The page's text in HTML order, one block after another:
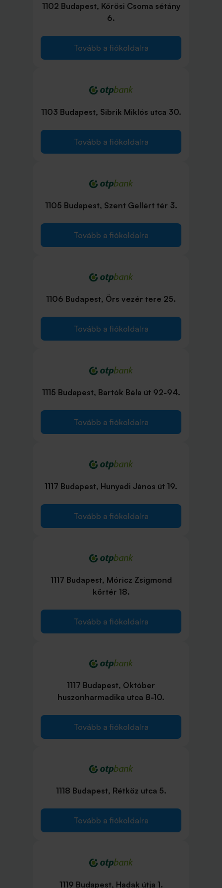
1102 Budapest, Kőrösi Csoma sétány
6.
Tovább a fiókoldalra
1103 Budapest, Sibrik Miklós utca 30.
Tovább a fiókoldalra
1105 Budapest, Szent Gellért tér 3.
Tovább a fiókoldalra
1106 Budapest, Örs vezér tere 25.
Tovább a fiókoldalra
1115 Budapest, Bartók Béla út 92-94.
Tovább a fiókoldalra
1117 Budapest, Hunyadi János út 19.
Tovább a fiókoldalra
1117 Budapest, Móricz Zsigmond
körtér 18.
Tovább a fiókoldalra
1117 Budapest, Október
huszonharmadika utca 8-10.
Tovább a fiókoldalra
1118 Budapest, Rétköz utca 5.
Tovább a fiókoldalra
1119 Budapest, Hadak útja 1.